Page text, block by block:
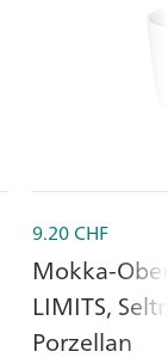
9.20CHF
Mokka-
LIMITS,
Porzellan